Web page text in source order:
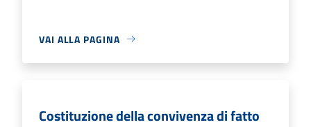
VAI ALLA PAGINA
Costituzione della convivenza di fatto